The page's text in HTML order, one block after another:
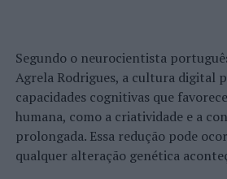
conversas, teatro e performance,
“Diálogos com um Calendário”, de
por aBruxa Teatro, oficina de canto
Lita Folk Band ou uma visita e
cerveja artesanal alentejana, entre
Segundo o neurocientista
Agrela Rodrigues, a cultura digital
capacidades cognitivas que
humana, como a criatividade e a
prolongada. Essa redução pode
qualquer alteração genética